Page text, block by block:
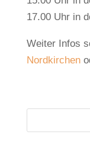
17.00 Uhr in
Weiter Infos
Nordkirchen